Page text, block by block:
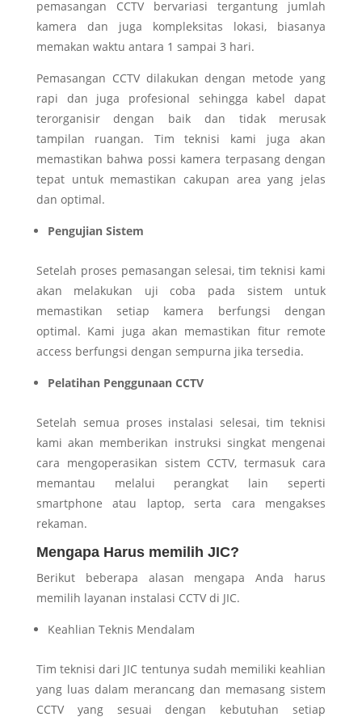
pemasangan CCTV bervariasi tergantung jumlah
kamera dan juga kompleksitas lokasi, biasanya
memakan waktu antara 1 sampai 3 hari.
Pemasangan CCTV dilakukan dengan metode yang
rapi dan juga profesional sehingga kabel dapat
terorganisir dengan baik dan tidak merusak
tampilan ruangan. Tim teknisi kami juga akan
memastikan bahwa possi kamera terpasang dengan
tepat untuk memastikan cakupan area yang jelas
dan optimal.
Pengujian Sistem
Setelah proses pemasangan selesai, tim teknisi kami
akan melakukan uji coba pada sistem untuk
memastikan setiap kamera berfungsi dengan
optimal. Kami juga akan memastikan fitur remote
access berfungsi dengan sempurna jika tersedia.
Pelatihan Penggunaan CCTV
Setelah semua proses instalasi selesai, tim teknisi
kami akan memberikan instruksi singkat mengenai
cara mengoperasikan sistem CCTV, termasuk cara
memantau melalui perangkat lain seperti
smartphone atau laptop, serta cara mengakses
rekaman.
Mengapa Harus memilih JIC?
Berikut beberapa alasan mengapa Anda harus
memilih layanan instalasi CCTV di JIC.
Keahlian Teknis Mendalam
Tim teknisi dari JIC tentunya sudah memiliki keahlian
yang luas dalam merancang dan memasang sistem
CCTV yang sesuai dengan kebutuhan setiap